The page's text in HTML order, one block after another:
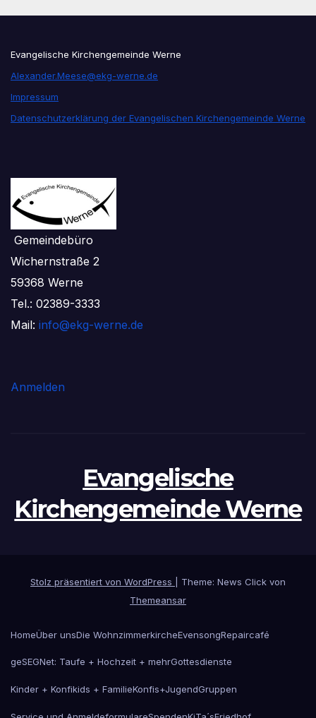
Evangelische Kirchengemeinde Werne
Alexander.Meese@ekg-werne.de
Impressum
Datenschutzerklärung der Evangelischen Kirchengemeinde Werne
Gemeindebüro
Wichernstraße 2
59368 Werne
Tel.: 02389-3333
Mail: info@ekg-werne.de
Anmelden
Evangelische
Kirchengemeinde Werne
Stolz präsentiert von WordPress
Theme: News Click von
Themeansar
HomeÜber unsDie WohnzimmerkircheEvensongRepaircafé
geSEGNet: Taufe + Hochzeit + mehrGottesdienste
Kinder + Konfikids + FamilieKonfis+JugendGruppen